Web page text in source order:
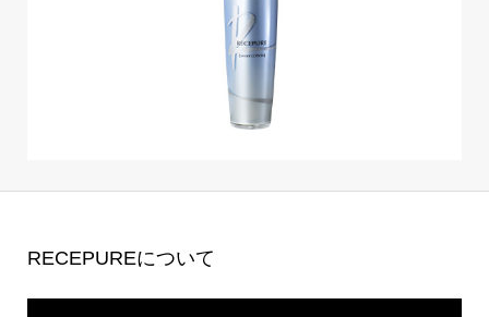
RECEPUREについて